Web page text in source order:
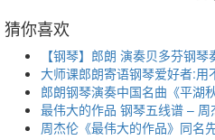
猜你喜欢
【钢琴】郎朗 演奏贝多芬钢
大师课郎朗寄语钢琴爱好者:
郎朗钢琴演奏中国名曲《平湖
最伟大的作品 钢琴五线谱 –
周杰伦《最伟大的作品》同名